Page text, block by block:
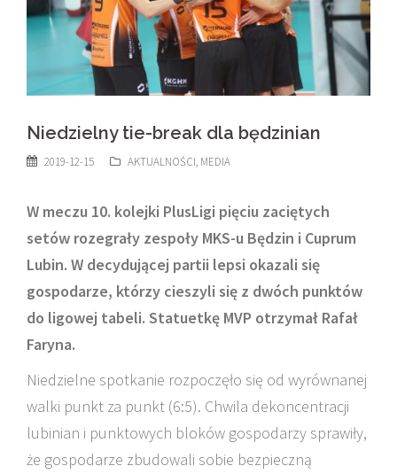
Niedzielny tie-break dla będzinian
2019-12-15 AKTUALNOŚCI, MEDIA
W meczu 10. kolejki PlusLigi pięciu zaciętych
setów rozegrały zespoły MKS-u Będzin i Cuprum
Lubin. W decydującej partii lepsi okazali się
gospodarze, którzy cieszyli się z dwóch punktów
do ligowej tabeli. Statuetkę MVP otrzymał Rafał
Faryna.
Niedzielne spotkanie rozpoczęło się od wyrównanej
walki punkt za punkt (6:5). Chwila dekoncentracji
lubinian i punktowych bloków gospodarzy sprawiły,
że gospodarze zbudowali sobie bezpieczną